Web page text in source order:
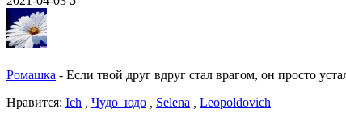
Ромашка - Если твой друг вдруг стал врагом, он просто
Нравитcя: Ich Чудо_юдо Selena
Leopoldovich